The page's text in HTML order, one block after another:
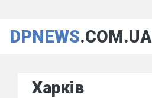
DPNEWS.COM.UA
Харків